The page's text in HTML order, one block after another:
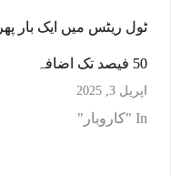
ٹول ریٹس میں ایک بار پھر
50 فیصد تک اضافہ
اپریل 3, 2025
In "کاروبار"